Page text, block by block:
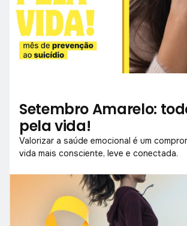
Setembro Amarelo:
pela vida!
Valorizar a saúde emocional é um
vida mais consciente, leve e conectada.